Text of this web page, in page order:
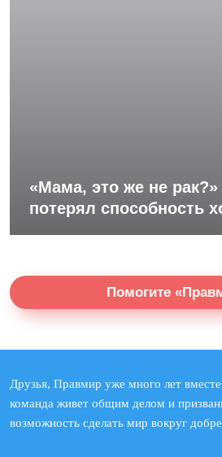
«Мама, это же не
потерял способность
Помогите
Друзья, Правмир уже много лет
команда живет общим делом и
возможность сделать мир вокруг